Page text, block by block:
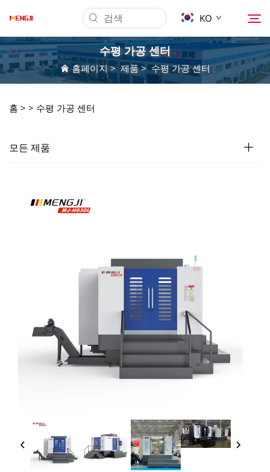
KO
회사 소개
제품
응용 프로그램
수평 가공 센터
홈페이지>제품>수평 가공 센터
홈 > > 수평 가공 센터
모든 제품